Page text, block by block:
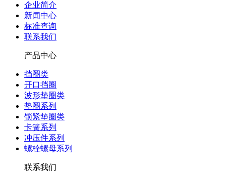
企业简介
新闻中心
标准查询
联系我们
产品中心
挡圈类
开口挡圈
波形垫圈类
垫圈系列
锁紧垫圈类
卡簧系列
冲压件系列
螺栓螺母系列
联系我们